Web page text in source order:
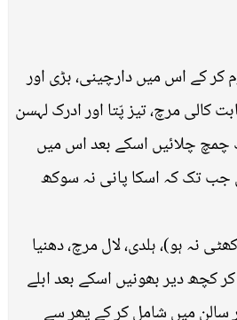
کے اس میں دارچینی، بڑی اور
کالی مرچ، تیز پّتا اور ادرک لہسن
2 منٹ تک چمچ چلائیں اسکے بعد اس میں
جب تک کہ اسکا پانی نہ سوکھ
نہ ہو)، ہلدی، لال مرچ، دھنیا
کر کچھ دیر بھونیں اسکے بعد ابلے
سالن میں شامل کر کے پھر سے